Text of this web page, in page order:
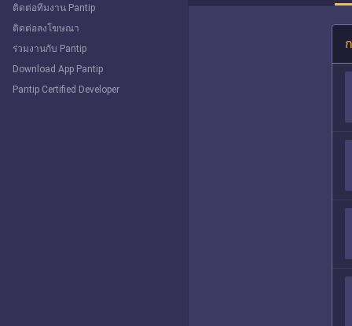
ติดต่อทีมงาน Pantip
ติดต่อลงโฆษณา
ร่วมงานกับ Pantip
Download App Pantip
Pantip Certified Developer